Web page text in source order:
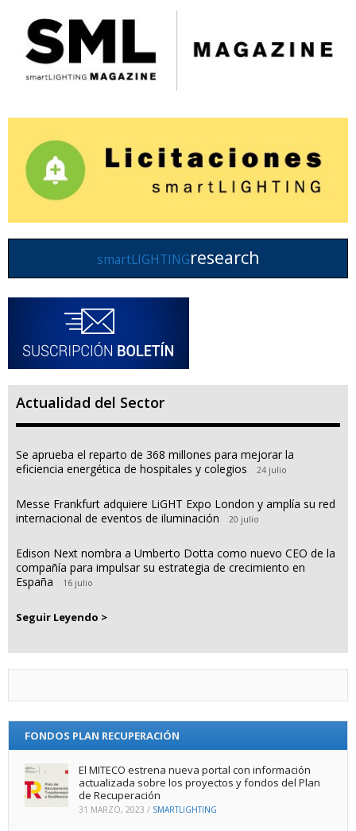
smartLIGHTINGresearch
Actualidad del Sector
Se aprueba el reparto de 368 millones para mejorar la
eficiencia energética de hospitales y colegios
24 julio
Messe Frankfurt adquiere LiGHT Expo London y amplía su red
internacional de eventos de iluminación
20 julio
Edison Next nombra a Umberto Dotta como nuevo CEO de la
compañía para impulsar su estrategia de crecimiento en
España
16 julio
Seguir Leyendo >
FONDOS PLAN RECUPERACIÓN
El MITECO estrena nueva portal con información
actualizada sobre los proyectos y fondos del Plan
de Recuperación
31 MARZO, 2023 / SMARTLIGHTING